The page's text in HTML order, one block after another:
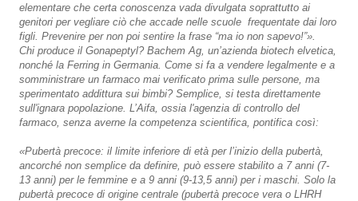
elementare che certa conoscenza vada divulgata soprattutto ai
genitori per vegliare ciò che accade nelle scuole frequentate dai loro
figli. Prevenire per non poi sentire la frase “ma io non sapevo!”».
Chi produce il Gonapeptyl? Bachem Ag, un’azienda biotech elvetica,
nonché la Ferring in Germania. Come si fa a vendere legalmente e a
somministrare un farmaco mai verificato prima sulle persone, ma
sperimentato addittura sui bimbi? Semplice, si testa direttamente
sull'ignara popolazione. L’Aifa, ossia l'agenzia di controllo del
farmaco, senza averne la competenza scientifica, pontifica così:
«Pubertà precoce: il limite inferiore di età per l’inizio della pubertà,
ancorché non semplice da definire, può essere stabilito a 7 anni (7-
13 anni) per le femmine e a 9 anni (9-13,5 anni) per i maschi. Solo la
pubertà precoce di origine centrale (pubertà precoce vera o LHRH